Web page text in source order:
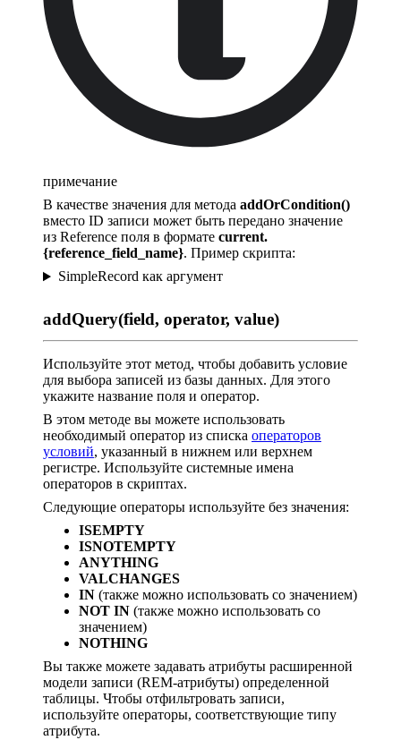
примечание
В качестве значения для метода addOrCondition()
вместо ID записи может быть передано значение
из Reference поля в формате current.
{reference_field_name}. Пример скрипта:
SimpleRecord как аргумент
addQuery(field, operator, value)
Используйте этот метод, чтобы добавить условие
для выбора записей из базы данных. Для этого
укажите название поля и оператор.
В этом методе вы можете использовать
необходимый оператор из списка операторов
условий, указанный в нижнем или верхнем
регистре. Используйте системные имена
операторов в скриптах.
Следующие операторы используйте без значения:
ISEMPTY
ISNOTEMPTY
ANYTHING
VALCHANGES
IN (также можно использовать со значением)
NOT IN (также можно использовать со
значением)
NOTHING
Вы также можете задавать атрибуты расширенной
модели записи (REM-атрибуты) определенной
таблицы. Чтобы отфильтровать записи,
используйте операторы, соответствующие типу
атрибута.